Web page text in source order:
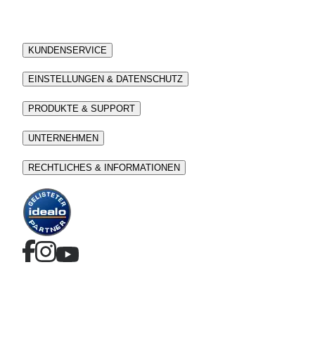
KUNDENSERVICE
EINSTELLUNGEN & DATENSCHUTZ
PRODUKTE & SUPPORT
UNTERNEHMEN
RECHTLICHES & INFORMATIONEN